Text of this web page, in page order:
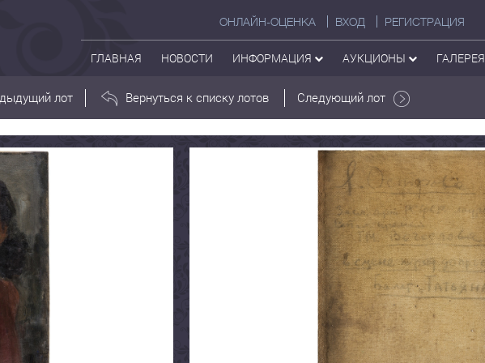
ОНЛАЙН-ОЦЕНКА ВХОД РЕГИСТРАЦИЯ
ГЛАВНАЯ НОВОСТИ ИНФОРМАЦИЯ АУКЦИОНЫ ГАЛЕРЕЯ
лот Вернуться к списку лотов Следующий лот